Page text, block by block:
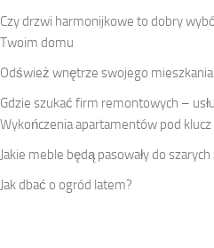
Czy drzwi harmonijkowe to dobry
Twoim domu
Odśwież wnętrze swojego mieszkania
Gdzie szukać firm remontowych –
Wykończenia apartamentów pod klucz
Jakie meble będą pasowały do szarych
Jak dbać o ogród latem?